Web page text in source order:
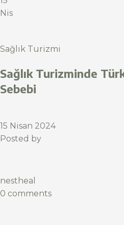
Nis
Sağlık Turizmi
Sağlık Turizminde
Sebebi
15 Nisan 2024
Posted by
nestheal
0 comments